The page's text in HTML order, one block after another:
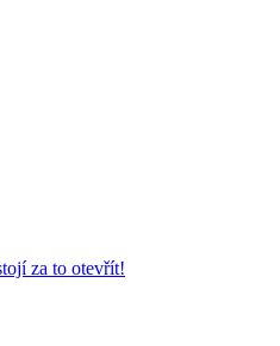
za to otevřít!